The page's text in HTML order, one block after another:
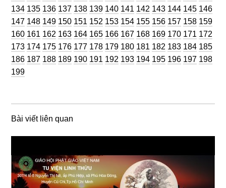
134 Trang
135 Trang
136 Trang
137 Trang
138 Trang
139 Trang
140 Trang
141 Trang
142 Trang
143 Trang
144 Trang
145 Trang
146
147 Trang
148 Trang
149 Trang
150 Trang
151 Trang
152 Trang
153 Trang
154 Trang
155 Trang
156 Trang
157 Trang
158 Trang
159
160 Trang
161 Trang
162 Trang
163 Trang
164 Trang
165 Trang
166 Trang
167 Trang
168 Trang
169 Trang
170 Trang
171 Trang
172
173 Trang
174 Trang
175 Trang
176 Trang
177 Trang
178 Trang
179 Trang
180 Trang
181 Trang
182 Trang
183 Trang
184 Trang
185
186 Trang
187 Trang
188 Trang
189 Trang
190 Trang
191 Trang
192 Trang
193 Trang
194 Trang
195 Trang
196 Trang
197 Trang
198
199
Bài viết liên quan